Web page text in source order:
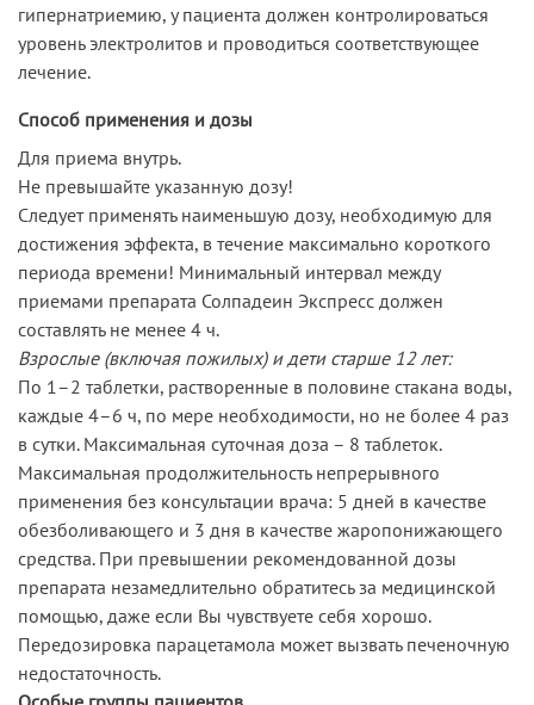
гипернатриемию, у пациента должен контролироваться
уровень электролитов и проводиться соответствующее
лечение.
Способ применения и дозы
Для приема внутрь.
Не превышайте указанную дозу!
Следует применять наименьшую дозу, необходимую для
достижения эффекта, в течение максимально короткого
периода времени! Минимальный интервал между
приемами препарата Солпадеин Экспресс должен
составлять не менее 4 ч.
Взрослые (включая пожилых) и дети старше 12 лет:
По 1–2 таблетки, растворенные в половине стакана воды,
каждые 4–6 ч, по мере необходимости, но не более 4 раз
в сутки. Максимальная суточная доза – 8 таблеток.
Максимальная продолжительность непрерывного
применения без консультации врача: 5 дней в качестве
обезболивающего и 3 дня в качестве жаропонижающего
средства. При превышении рекомендованной дозы
препарата незамедлительно обратитесь за медицинской
помощью, даже если Вы чувствуете себя хорошо.
Передозировка парацетамола может вызвать печеночную
недостаточность.